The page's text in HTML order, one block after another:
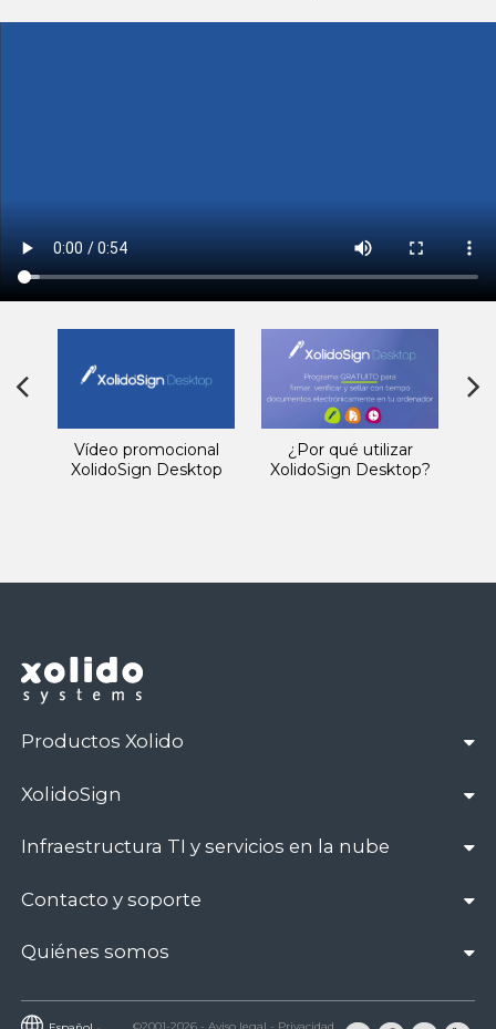
Vídeo promocional
XolidoSign Desktop
¿Por qué utilizar
XolidoSign Desktop?
Productos Xolido
XolidoSign
Infraestructura TI y servicios en la nube
Contacto y soporte
Quiénes somos